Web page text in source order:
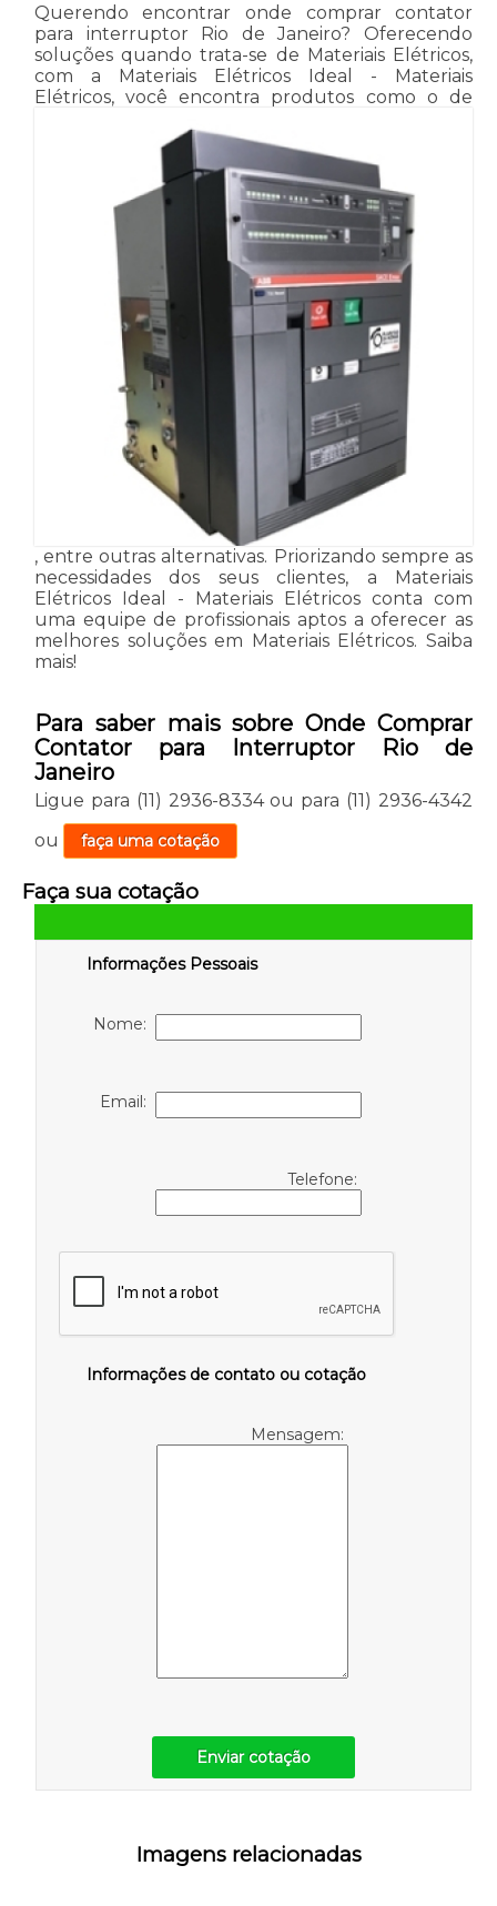
Querendo encontrar onde comprar contator
para interruptor Rio de Janeiro? Oferecendo
soluções quando trata-se de Materiais Elétricos,
com a Materiais Elétricos Ideal - Materiais
Elétricos, você encontra produtos como o de
, entre outras alternativas. Priorizando sempre as
necessidades dos seus clientes, a Materiais
Elétricos Ideal - Materiais Elétricos conta com
uma equipe de profissionais aptos a oferecer as
melhores soluções em Materiais Elétricos. Saiba
mais!
Para saber mais sobre Onde Comprar
Contator para Interruptor Rio de
Janeiro
Ligue para (11) 2936-8334ou para (11) 2936-4342
ou
faça uma cotação
Faça sua cotação
Informações Pessoais
Nome:
Email:
Telefone:
Informações de contato ou cotação
Mensagem:
Enviar cotação
Imagens relacionadas